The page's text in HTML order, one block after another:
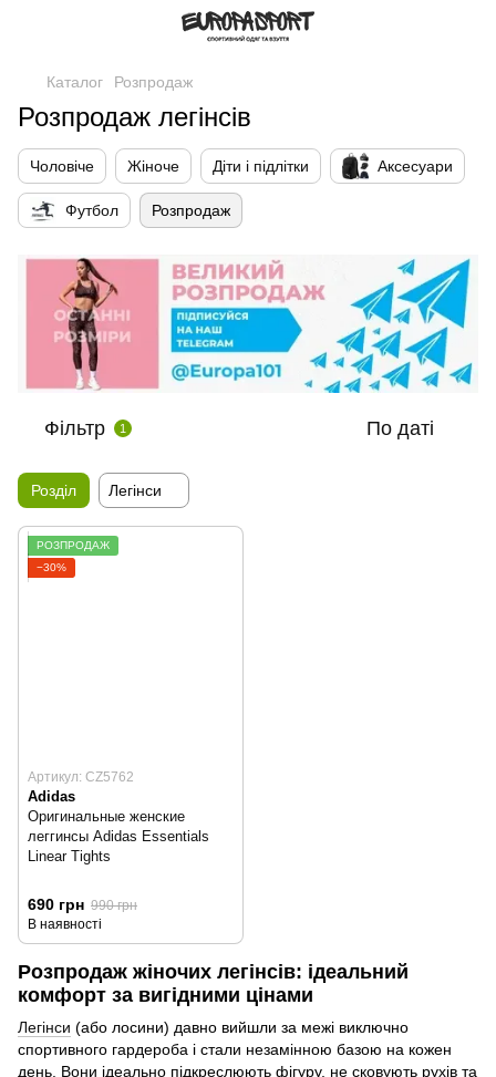
Каталог Розпродаж
Розпродаж легінсів
Чоловіче Жіноче Діти і підлітки Аксесуари
Футбол Розпродаж
Фільтр 1 По даті
Розділ Легінси
РОЗПРОДАЖ
−30%
Артикул: CZ5762
Adidas
Оригинальные женские
леггинсы Adidas Essentials
Linear Tights
690 грн 990 грн
В наявності
Розпродаж жіночих легінсів: ідеальний
комфорт за вигідними цінами
Легінси (або лосини) давно вийшли за межі виключно
спортивного гардероба і стали незамінною базою на кожен
день. Вони ідеально підкреслюють фігуру, не сковують рухів та